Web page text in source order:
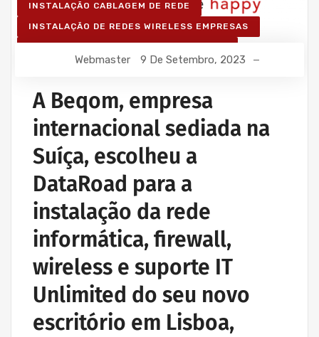
INSTALAÇÃO CABLAGEM DE REDE
INSTALAÇÃO DE REDES WIRELESS EMPRESAS
Webmaster 9 De Setembro, 2023
A Beqom, empresa
internacional sediada na
Suíça, escolheu a
DataRoad para a
instalação da rede
informática, firewall,
wireless e suporte IT
Unlimited do seu novo
escritório em Lisboa,